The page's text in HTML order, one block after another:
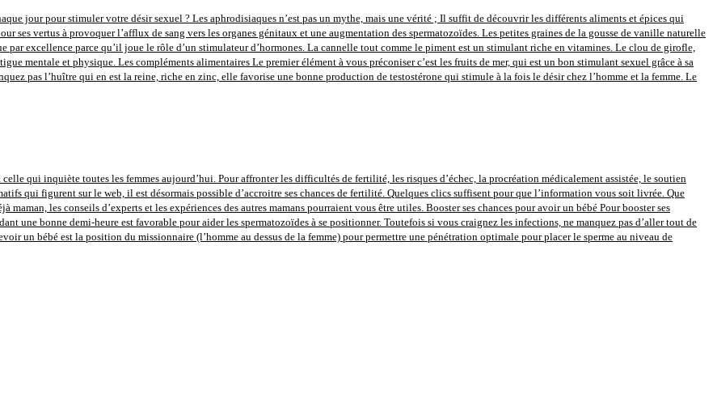
jour pour stimuler votre désir sexuel ? Les aphrodisiaques n’est pas un mythe, mais une vérité ; Il suffit de découvrir les différents aliments et épices qui
ses vertus à provoquer l’afflux de sang vers les organes génitaux et une augmentation des spermatozoïdes. Les petites graines de la gousse de vanille naturelle
par excellence parce qu’il joue le rôle d’un stimulateur d’hormones. La cannelle tout comme le piment est un stimulant riche en vitamines. Le clou de girofle,
mentale et physique. Les compléments alimentaires Le premier élément à vous préconiser c’est les fruits de mer, qui est un bon stimulant sexuel grâce à sa
pas l’huître qui en est la reine, riche en zinc, elle favorise une bonne production de testostérone qui stimule à la fois le désir chez l’homme et la femme. Le
qui inquiète toutes les femmes aujourd’hui. Pour affronter les difficultés de fertilité, les risques d’échec, la procréation médicalement assistée, le soutien
qui figurent sur le web, il est désormais possible d’accroitre ses chances de fertilité. Quelques clics suffisent pour que l’information vous soit livrée. Que
les conseils d’experts et les expériences des autres mamans pourraient vous être utiles. Booster ses chances pour avoir un bébé Pour booster ses
une bonne demi-heure est favorable pour aider les spermatozoïdes à se positionner. Toutefois si vous craignez les infections, ne manquez pas d’aller tout de
un bébé est la position du missionnaire (l’homme au dessus de la femme) pour permettre une pénétration optimale pour placer le sperme au niveau de